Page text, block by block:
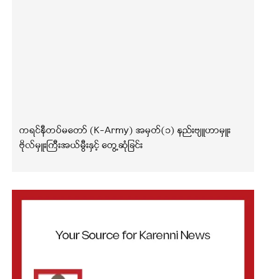
ကရင်နီတပ်မတော် (K-Army) အမှတ်(၁) နည်းဗျူဟာမှူး
ဗိုလ်မှူးကြီးအယ်မွီးနှင့် တွေ့ဆုံခြင်း